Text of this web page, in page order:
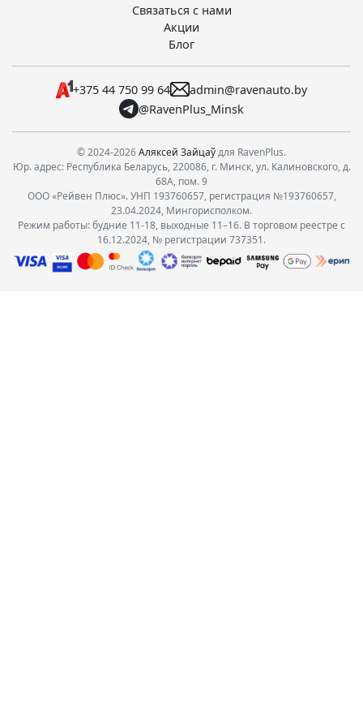
Связаться с нами
Акции
Блог
+375 44 750 99 64
admin@ravenauto.by
@RavenPlus_Minsk
© 2024-2026Аляксей Зайцаўдля RavenPlus.
Юр. адрес: Республика Беларусь, 220086, г. Минск, ул. Калиновского, д.
68А, пом. 9
ООО «Рейвен Плюс». УНП 193760657, регистрация №193760657,
23.04.2024, Мингорисполком.
Режим работы: будние 11-18, выходные 11–16. В торговом реестре с
16.12.2024, № регистрации 737351.